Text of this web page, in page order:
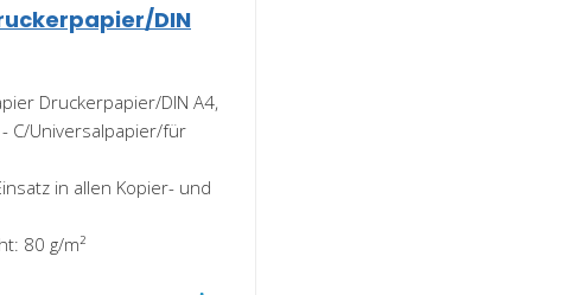
DIN
Druckerpapier/DIN A4,
C/Universalpapier/für
in allen Kopier- und
80 g/m²